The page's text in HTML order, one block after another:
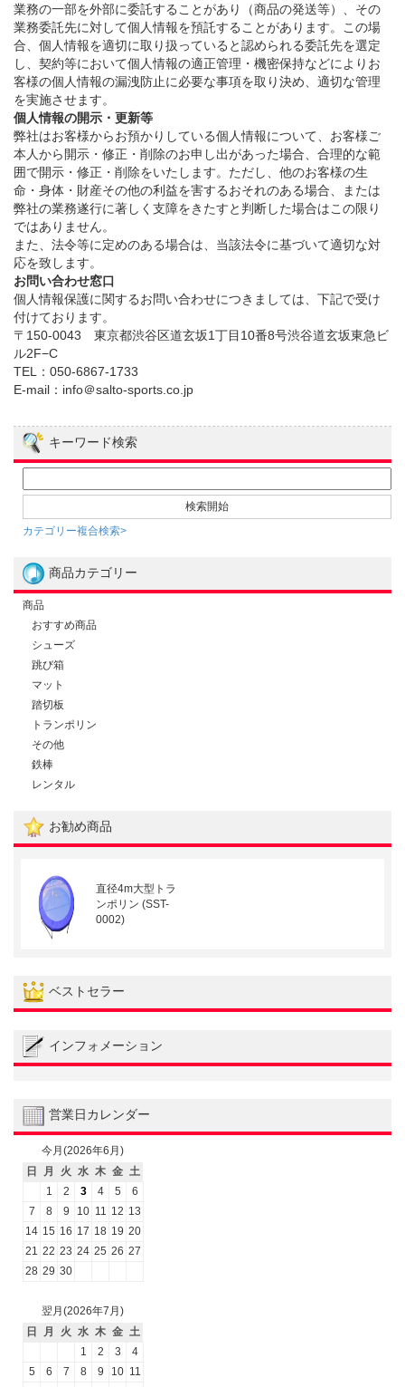
業務の一部を外部に委託することがあり（商品の発送等）、その
業務委託先に対して個人情報を預託することがあります。この場
合、個人情報を適切に取り扱っていると認められる委託先を選定
し、契約等において個人情報の適正管理・機密保持などによりお
客様の個人情報の漏洩防止に必要な事項を取り決め、適切な管理
を実施させます。
個人情報の開示・更新等
弊社はお客様からお預かりしている個人情報について、お客様ご
本人から開示・修正・削除のお申し出があった場合、合理的な範
囲で開示・修正・削除をいたします。ただし、他のお客様の生
命・身体・財産その他の利益を害するおそれのある場合、または
弊社の業務遂行に著しく支障をきたすと判断した場合はこの限り
ではありません。
また、法令等に定めのある場合は、当該法令に基づいて適切な対
応を致します。
お問い合わせ窓口
個人情報保護に関するお問い合わせにつきましては、下記で受け
付けております。
〒150-0043 東京都渋谷区道玄坂1丁目10番8号渋谷道玄坂東急ビ
ル2F−C
TEL：050-6867-1733
E-mail：info＠salto-sports.co.jp
キーワード検索
カテゴリー複合検索>
商品カテゴリー
商品
おすすめ商品
シューズ
跳び箱
マット
踏切板
トランポリン
その他
鉄棒
レンタル
お勧め商品
直径4m大型トラ
ンポリン (SST-
0002)
ベストセラー
インフォメーション
営業日カレンダー
今月(2026年6月)
日
月 火 水 木 金 土
1
2 3 4 5
6
7
8 9 10 11 12 13
14 15 16 17 18 19 20
21 22 23 24 25 26 27
28 29 30
翌月(2026年7月)
日
月 火 水 木 金 土
1
2 3
4
5
6 7 8 9 10 11